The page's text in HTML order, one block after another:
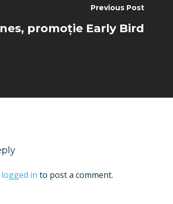
Previous Post
promoție Early Bird
logged in to post a comment.